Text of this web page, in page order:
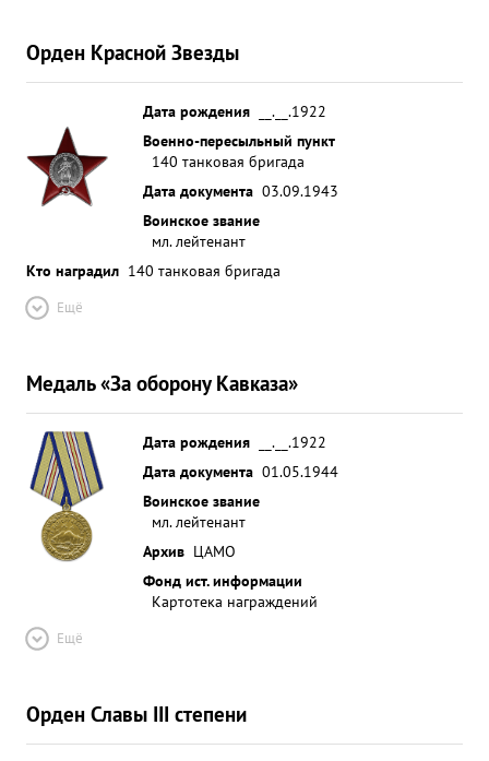
Орден Красной Звезды
Дата рождения
__.__.1922
Военно-пересыльный пункт
140 танковая бригада
Дата документа 03.09.1943
Воинское звание
мл. лейтенант
Кто наградил 140 танковая бригада
Ещё
Медаль «За оборону Кавказа»
Дата рождения
__.__.1922
Дата документа 01.05.1944
Воинское звание
мл. лейтенант
Архив ЦАМО
Фонд ист. информации
Картотека награждений
Ещё
Орден Славы III степени